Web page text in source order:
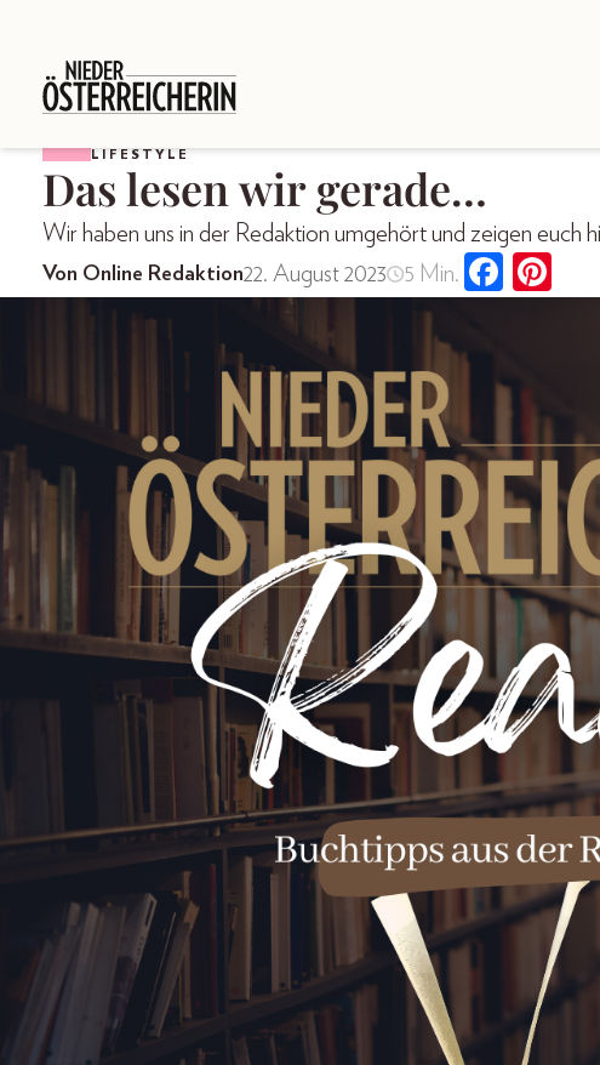
LIFESTYLE
Das lesen wir gerade…
Wir haben uns in der Redaktion umgehört und zeigen euch
Von Online Redaktion22. August 2023 5 Min.